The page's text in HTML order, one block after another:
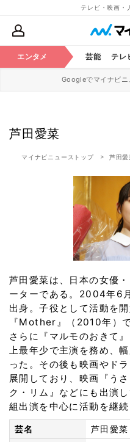
テレビ・映画・
エンタメ 芸能 テレ
Googleでマイナビニ
芦田愛菜
マイナビニューストップ 芦田愛
芦田愛菜は、日本の女優
ーターである。2004年6
出身。子役として活動を
『Mother』（2010年）
さらに『マルモのおきて
上最年少で主演を務め、
った。その後も映画やド
展開しており、映画『う
ク・リム』などにも出演
組出演を中心に活動を継続
芸名
芦田愛菜